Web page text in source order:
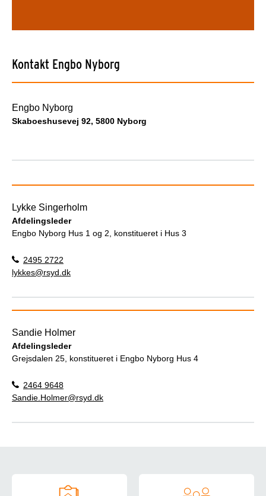
Kontakt Engbo Nyborg
Engbo Nyborg
Skaboeshusevej 92, 5800 Nyborg
Lykke Singerholm
Afdelingsleder
Engbo Nyborg Hus 1 og 2, konstitueret i Hus 3
2495 2722
lykkes@rsyd.dk
Sandie Holmer
Afdelingsleder
Grejsdalen 25, konstitueret i Engbo Nyborg Hus 4
2464 9648
Sandie.Holmer@rsyd.dk